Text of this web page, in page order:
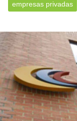
empresas privadas